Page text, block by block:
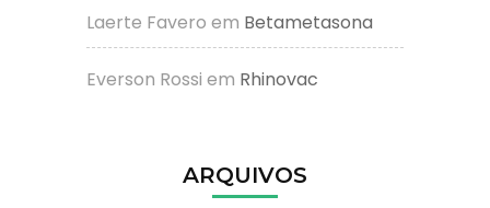
Laerte Favero em Betametasona
Everson Rossi em Rhinovac
ARQUIVOS